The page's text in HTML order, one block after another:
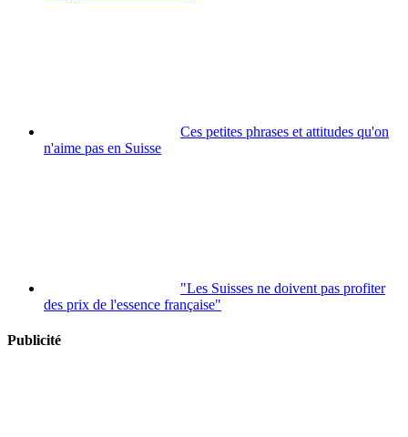
Ces petites phrases et attitudes qu'on
n'aime pas en Suisse
"Les Suisses ne doivent pas profiter
des prix de l'essence française"
Publicité